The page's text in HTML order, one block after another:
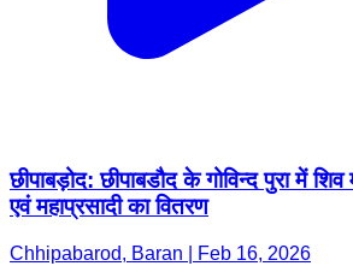
छीपाबड़ोद: छीपाबडौद के गोविन्द पुरा में शिव
एवं महाप्रसादी का वितरण
Chhipabarod, Baran | Feb 16, 2026